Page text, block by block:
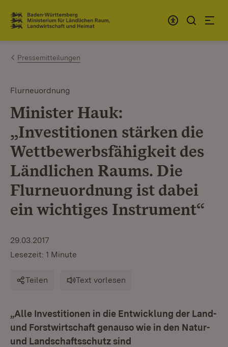
Zum Inhalt springen
Link zur Startseite
Pressemitteilungen
Flurneuordnung
Minister Hauk:
„Investitionen stärken die
Wettbewerbsfähigkeit des
Ländlichen Raums. Die
Flurneuordnung ist dabei
ein wichtiges Instrument“
29.03.2017
Lesezeit: 1 Minute
Teilen Text vorlesen
„Alle Investitionen in die Entwicklung der Land-
und Forstwirtschaft genauso wie in den Natur-
und Landschaftsschutz sind